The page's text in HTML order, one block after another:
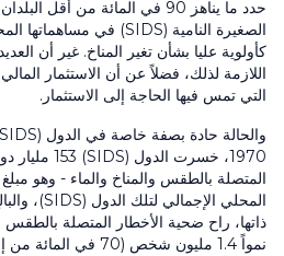
حدد ما يناهز 90 في المائة من أقل
الصغيرة النامية (SIDS)
في مساهماتها
كأولوية عليا بشأن تغير المناخ. غير أن
اللازمة لذلك، فضلاً عن أن الاستثمار
التي تمس فيها الحاجة إلى الاستثمار.
والحالة حادة بصفة خاصة في الدول (SIDS)
1970، خسرت الدول (SIDS)
153 مليار
المتصلة بالطقس والمناخ والماء - وهو
المحلي الإجمالي لتلك الدول (SIDS) ،
ذاتها، راح ضحية الأخطار المتصلة بالطقس
نمواً1.4 مليون شخص (70 في المائة من